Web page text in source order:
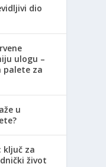
dio
ulogu –
palete za
u
ključ za
život